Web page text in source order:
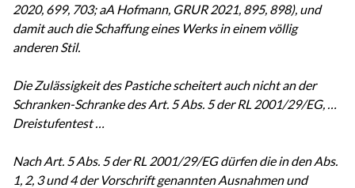
2020, 699, 703; aA Hofmann, GRUR 2021, 895, 898), und
damit auch die Schaffung eines Werks in einem völlig
anderen Stil.
Die Zulässigkeit des Pastiche scheitert auch nicht an der
Schranken-Schranke des Art. 5 Abs. 5 der RL 2001/29/EG, …
Dreistufentest …
Nach Art. 5 Abs. 5 der RL 2001/29/EG dürfen die in den Abs.
1, 2, 3 und 4 der Vorschrift genannten Ausnahmen und